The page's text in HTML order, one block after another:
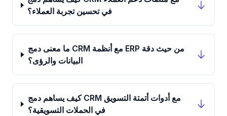
في تحسين تجربة العملاء؟
ما معنى دمج CRM مع أنظمة ERP من حيث دقة
البيانات والرؤى؟
كيف يساهم دمج CRM مع أدوات أتمتة التسويق
في الحملات التسويقية؟